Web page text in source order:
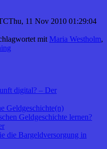
11 Nov 2010 01:29:04
mit Maria Westholm,
digital? – Der
Geldgeschichte(n)
Geldgeschichte lernen?
die Bargeldversorgung in